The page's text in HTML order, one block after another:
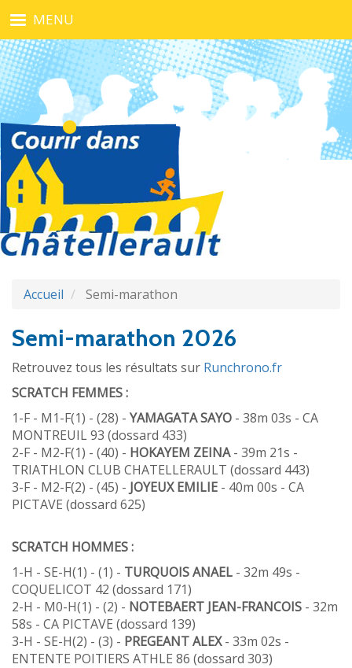
au
contenu
principal
MENU
Accueil Semi-marathon
Semi-marathon 2026
Retrouvez tous les résultats sur Runchrono.fr
SCRATCH FEMMES :
1-F - M1-F(1) - (28) - YAMAGATA SAYO - 38m 03s - CA
MONTREUIL 93 (dossard 433)
2-F - M2-F(1) - (40) - HOKAYEM ZEINA- 39m 21s -
TRIATHLON CLUB CHATELLERAULT (dossard 443)
3-F - M2-F(2) - (45) - JOYEUX EMILIE - 40m 00s - CA
PICTAVE (dossard 625)
SCRATCH HOMMES :
1-H - SE-H(1) - (1) - TURQUOIS ANAEL - 32m 49s -
COQUELICOT 42 (dossard 171)
2-H - M0-H(1) - (2) - NOTEBAERT JEAN-FRANCOIS - 32m
58s - CA PICTAVE (dossard 139)
3-H - SE-H(2) - (3) - PREGEANT ALEX- 33m 02s -
ENTENTE POITIERS ATHLE 86 (dossard 303)